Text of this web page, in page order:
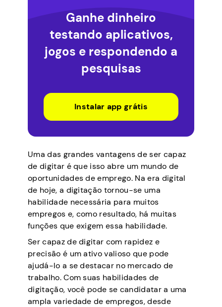
Ganhe dinheiro
testando aplicativos,
jogos e respondendo a
pesquisas
Instalar app grátis
Uma das grandes vantagens de ser capaz
de digitar é que isso abre um mundo de
oportunidades de emprego. Na era digital
de hoje, a digitação tornou-se uma
habilidade necessária para muitos
empregos e, como resultado, há muitas
funções que exigem essa habilidade.
Ser capaz de digitar com rapidez e
precisão é um ativo valioso que pode
ajudá-lo a se destacar no mercado de
trabalho. Com suas habilidades de
digitação, você pode se candidatar a uma
ampla variedade de empregos, desde